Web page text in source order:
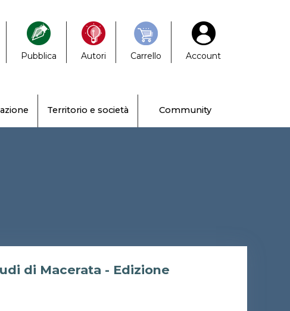
Pubblica Autori Carrello Account
Territorio e società Community
di Macerata - Edizione